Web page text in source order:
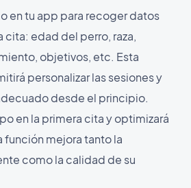
en tu app para recoger datos
cita: edad del perro, raza,
objetivos, etc. Esta
personalizar las sesiones y
desde el principio.
en la primera cita y optimizará
función mejora tanto la
como la calidad de su